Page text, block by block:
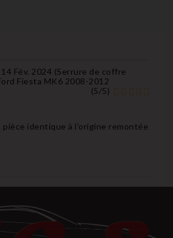
14 Fév. 2024 (Serrure de coffre
Fiesta MK6 2008-2012
(5/5)
pièce identique à l'origine remontée